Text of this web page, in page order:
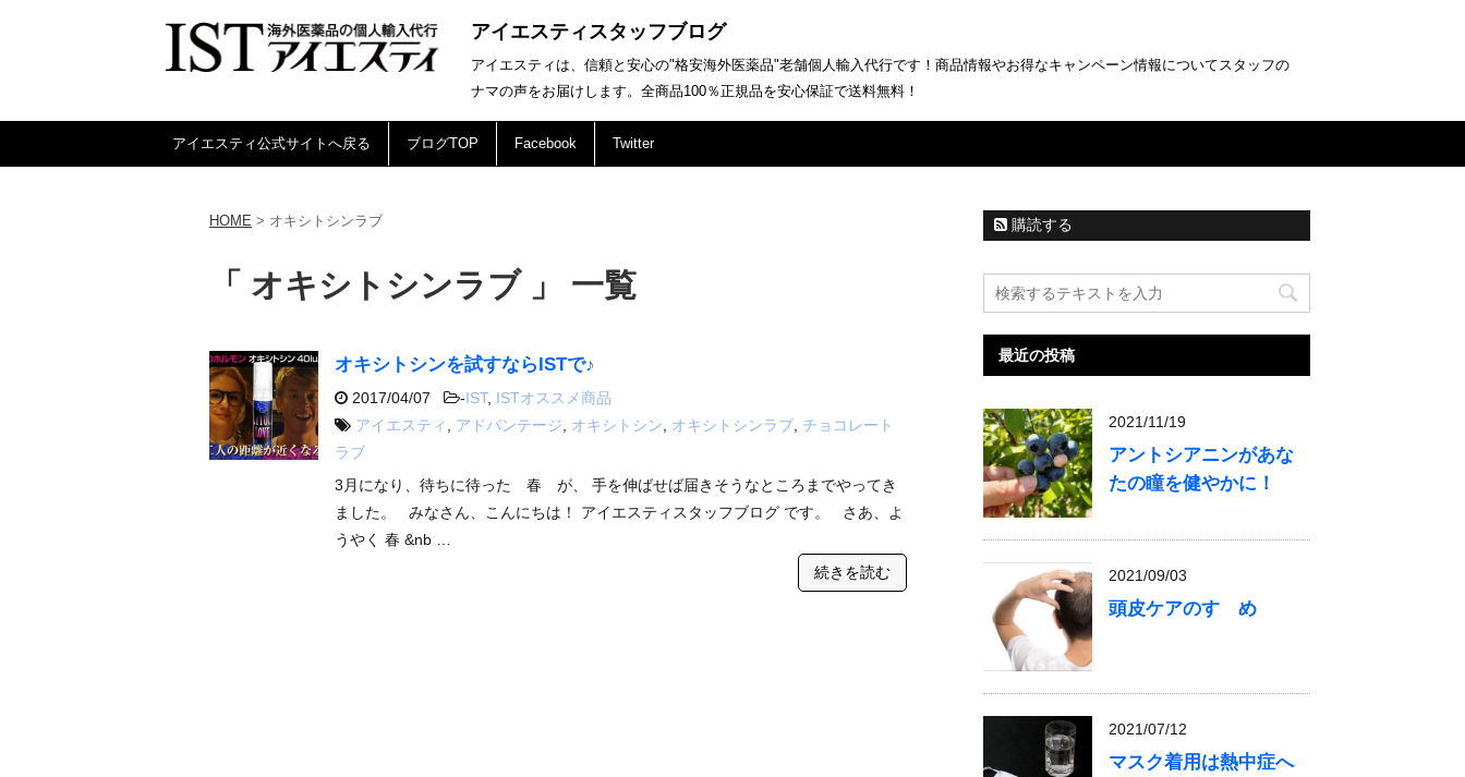
アイエスティスタッフブログ
アイエスティは、信頼と安心の"格安海外医薬品"老舗個人輸入代行です！商品情報やお得なキャンペーン情報についてスタッフの
ナマの声をお届けします。全商品100％正規品を安心保証で送料無料！
アイエスティ公式サイトへ戻る ブログTOP Facebook Twitter
HOME > オキシトシンラブ
「 オキシトシンラブ 」 一覧
オキシトシンを試すならISTで♪
2017/04/07 -IST, ISTオススメ商品
アイエスティ
アドバンテージ オキシトシン オキシトシンラブ チョコレート
ラブ
3月になり、待ちに待った 春 が、 手を伸ばせば届きそうなところまでやってき
ました。 みなさん、こんにちは！ アイエスティスタッフブログ です。 さあ、よ
うやく 春 &nb …
続きを読む
購読する
最近の投稿
2021/11/19
アントシアニンがあな
たの瞳を健やかに！
2021/09/03
頭皮ケアのすゝめ
2021/07/12
マスク着用は熱中症へ